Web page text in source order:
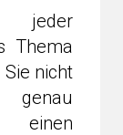
Thema
nicht
einen